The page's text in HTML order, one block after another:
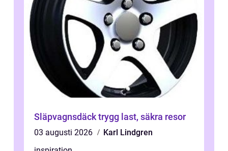
Släpvagnsdäck trygg last, säkra resor
03 augusti 2026
Karl Lindgren